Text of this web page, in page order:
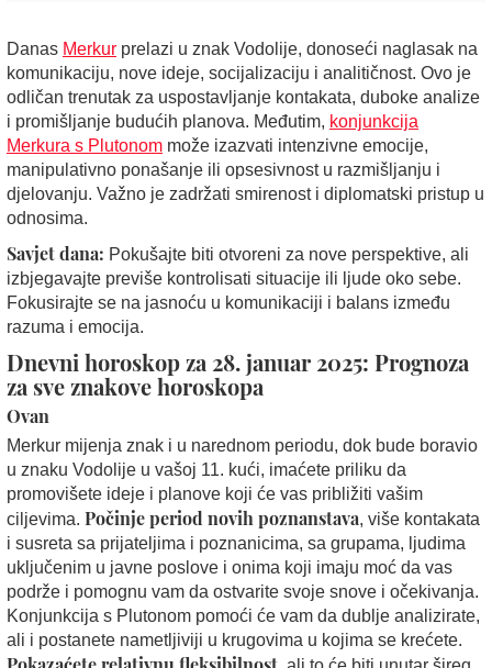
Danas Merkur prelazi u znak Vodolije, donoseći naglasak na
komunikaciju, nove ideje, socijalizaciju i analitičnost. Ovo je
odličan trenutak za uspostavljanje kontakata, duboke analize
i promišljanje budućih planova. Međutim, konjunkcija
Merkura s Plutonom može izazvati intenzivne emocije,
manipulativno ponašanje ili opsesivnost u razmišljanju i
djelovanju. Važno je zadržati smirenost i diplomatski pristup u
odnosima.
Savjet dana: Pokušajte biti otvoreni za nove perspektive, ali
izbjegavajte previše kontrolisati situacije ili ljude oko sebe.
Fokusirajte se na jasnoću u komunikaciji i balans između
razuma i emocija.
Dnevni horoskop za 28. januar 2025: Prognoza
za sve znakove horoskopa
Ovan
Merkur mijenja znak i u narednom periodu, dok bude boravio
u znaku Vodolije u vašoj 11. kući, imaćete priliku da
promovišete ideje i planove koji će vas približiti vašim
ciljevima. Počinje period novih poznanstava, više kontakata
i susreta sa prijateljima i poznanicima, sa grupama, ljudima
uključenim u javne poslove i onima koji imaju moć da vas
podrže i pomognu vam da ostvarite svoje snove i očekivanja.
Konjunkcija s Plutonom pomoći će vam da dublje analizirate,
ali i postanete nametljiviji u krugovima u kojima se krećete.